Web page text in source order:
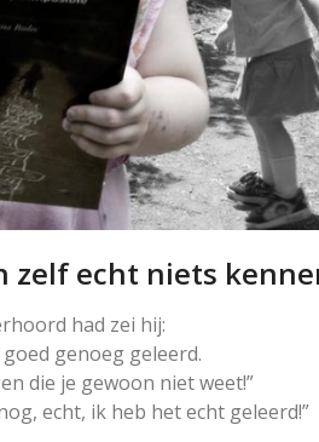
zelf echt niets
had zei hij:
genoeg geleerd.
die je gewoon niet weet!”
echt, ik heb het echt geleerd!”